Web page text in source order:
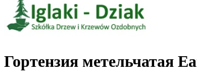
Гортензия метельчатая